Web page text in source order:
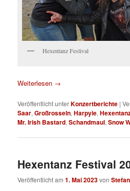
Hexentanz Festival
Weiterlesen →
Veröffentlicht unterKonzertberichte |
Saar,Großrosseln,Harpyie,
Mr. Irish Bastard,Schandmaul,Snow
Hexentanz Festival
Veröffentlicht am1. Mai 2023von